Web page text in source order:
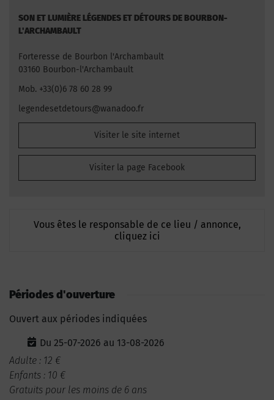
SON ET LUMIÈRE LÉGENDES ET DÉTOURS DE BOURBON-
L'ARCHAMBAULT
Forteresse de Bourbon l'Archambault
03160 Bourbon-l'Archambault
Mob. +33(0)6 78 60 28 99
legendesetdetours@wanadoo.fr
Visiter le site internet
Visiter la page Facebook
Vous êtes le responsable de ce lieu / annonce,
cliquez ici
Périodes d'ouverture
Ouvert aux périodes indiquées
Du 25-07-2026 au 13-08-2026
Adulte : 12 €
Enfants : 10 €
Gratuits pour les moins de 6 ans